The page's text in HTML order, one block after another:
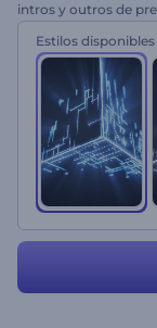
intros y outros de
Estilos disponibles